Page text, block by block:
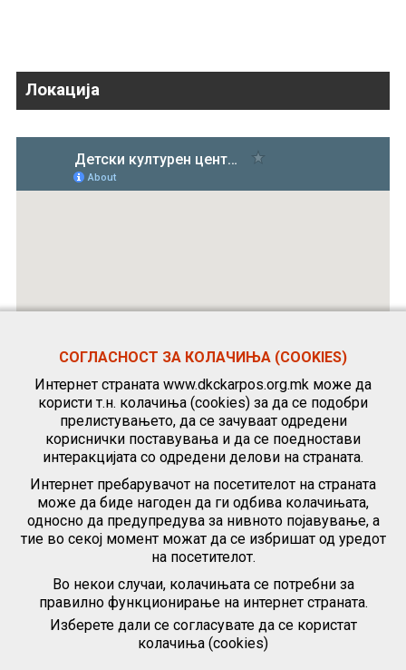
Локација
СОГЛАСНОСТ ЗА КОЛАЧИЊА (COOKIES)
Интернет страната www.dkckarpos.org.mk може да
користи т.н. колачиња (cookies) за да се подобри
прелистувањето, да се зачуваат одредени
кориснички поставувања и да се поедностави
интеракцијата со одредени делови на страната.
Интернет пребарувачот на посетителот на страната
може да биде нагоден да ги одбива колачињата,
односно да предупредува за нивното појавување, а
тие во секој момент можат да се избришат од уредот
на посетителот.
Во некои случаи, колачињата се потребни за
правилно функционирање на интернет страната.
Изберете дали се согласувате да се користат
колачиња (cookies)